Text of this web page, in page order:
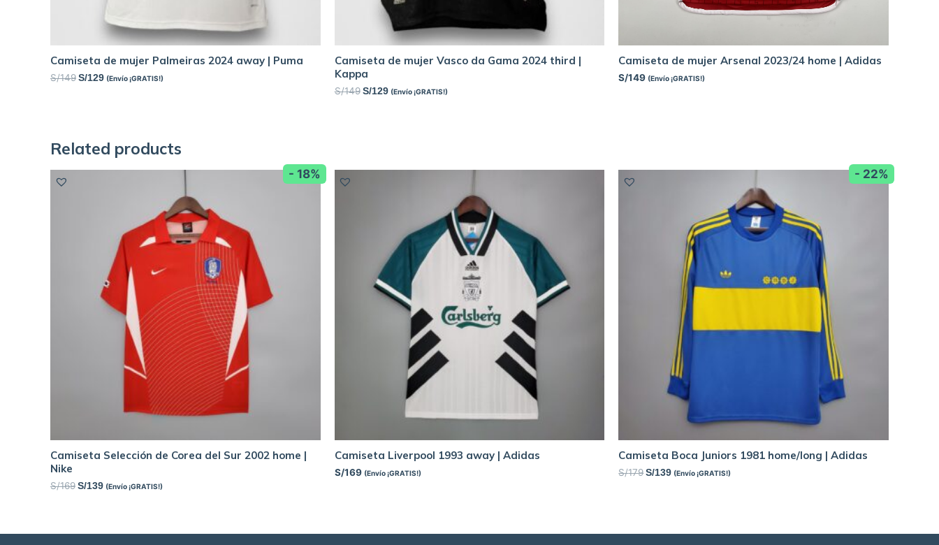
Camiseta de mujer Palmeiras 2024 away | Puma
S/149 S/129 (Envío ¡GRATIS!)
Camiseta de mujer Vasco da Gama 2024 third |
Kappa
S/149 S/129 (Envío ¡GRATIS!)
Camiseta de mujer Arsenal 2023/24 home | Adidas
S/149 (Envío ¡GRATIS!)
Related products
- 18%
Camiseta Selección de Corea del Sur 2002 home |
Nike
S/169 S/139 (Envío ¡GRATIS!)
Camiseta Liverpool 1993 away | Adidas
S/169 (Envío ¡GRATIS!)
- 22%
Camiseta Boca Juniors 1981 home/long | Adidas
S/179 S/139 (Envío ¡GRATIS!)